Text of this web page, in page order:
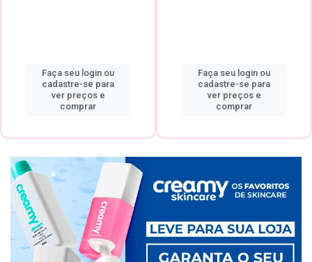
Faça seu login ou
cadastre-se para
ver preços e
comprar
Faça seu login ou
cadastre-se para
ver preços e
comprar